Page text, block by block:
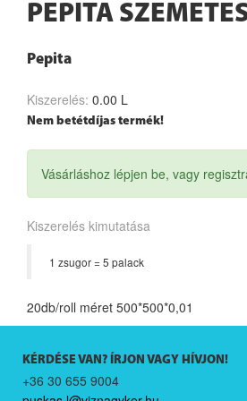
PEPITA
Pepita
Kiszerelés: 0.00 L
Nem betétdíjas termék!
Vásárláshoz lépjen be, vagy
Kiszerelés kimutatása
1 zsugor = 5 palack
20db/roll méret 500*500*0,01
KÉRDÉSE VAN? ÍRJON VAGY HÍVJON!
+36 30 655 9004